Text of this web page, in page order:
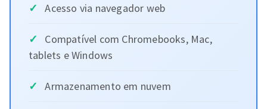
Acesso via navegador web
Compatível com Chromebooks, Mac,
tablets e Windows
Armazenamento em nuvem